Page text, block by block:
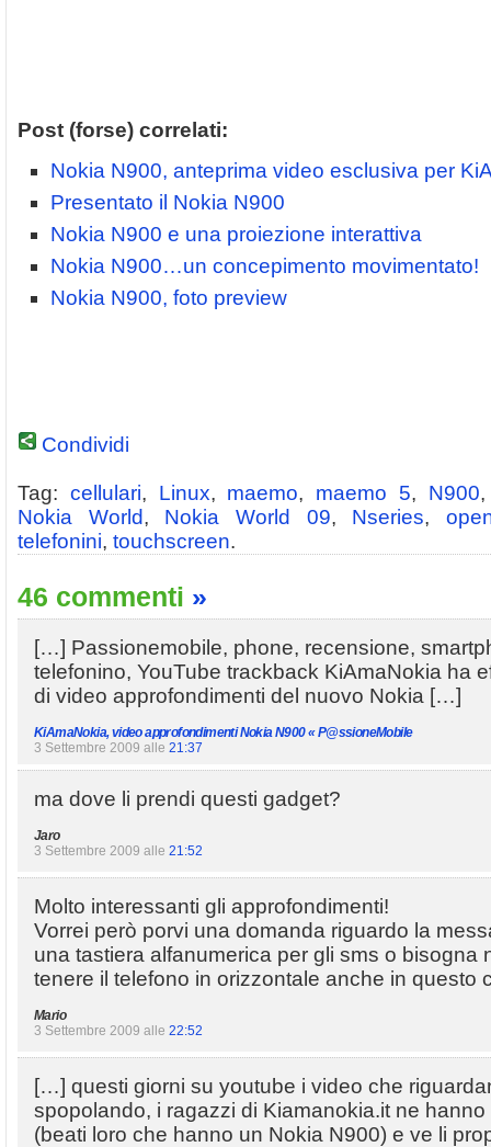
Post (forse) correlati:
Nokia N900, anteprima video esclusiva per
Presentato il Nokia N900
Nokia N900 e una proiezione interattiva
Nokia N900…un concepimento movimentato!
Nokia N900, foto preview
Condividi
Tag: cellulari, Linux, maemo, maemo 5, N900
Nokia World, Nokia World 09, Nseries,
telefonini, touchscreen.
46 commenti »
[…] Passionemobile, phone, recensione,
telefonino, YouTube trackback KiAmaNokia ha
di video approfondimenti del nuovo Nokia […]
KiAmaNokia, video approfondimenti Nokia N900 « P@ssioneMobile
3 Settembre 2009 alle 21:37
ma dove li prendi questi gadget?
Jaro
3 Settembre 2009 alle 21:52
Molto interessanti gli approfondimenti!
Vorrei però porvi una domanda riguardo la
una tastiera alfanumerica per gli sms o bisogna
tenere il telefono in orizzontale anche in questo
Mario
3 Settembre 2009 alle 22:52
[…] questi giorni su youtube i video che
spopolando, i ragazzi di Kiamanokia.it ne hanno
(beati loro che hanno un Nokia N900) e ve li